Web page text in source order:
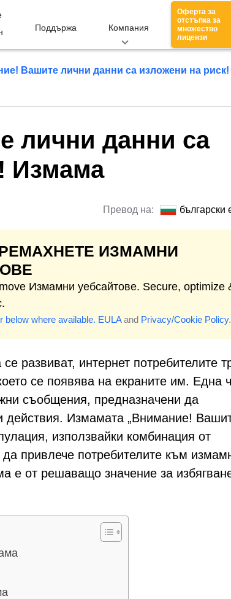
Поддържа Компания
Оферта за
отстъпка за
множество
лицензи
Вашите лични данни са изложени на риск!
лични данни са
Измама
Превод на: български
ИЗМАМНИ
Измамни уебсайтове. Secure, optimize
below where available. EULAand Privacy/Cookie Policy.
развиват, интернет потребителите
се появява на екраните им. Една
съобщения, предназначени да
действия. Измамата „Внимание!
използвайки комбинация от
привлече потребителите към
е от решаващо значение за